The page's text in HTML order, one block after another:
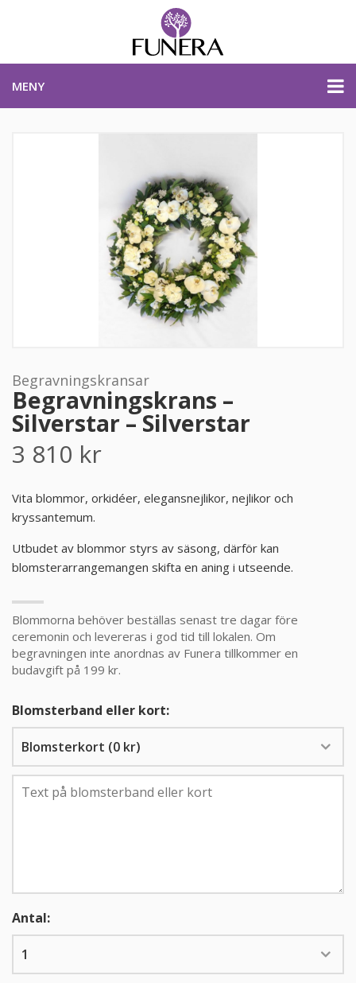
MENY
PLANERA BEGRAVNING
KONTAKTA OSS
PRODUKTER & PRISER
OM BEGRAVNINGAR
GÄST
OM FUNERA
KONTAKTA OSS
LIVESTREAMING
KUNDTJÄNST
010-10 10 350
Begravningskransar
Begravningskrans –
Silverstar – Silverstar
3 810 kr
Vita blommor, orkidéer, elegansnejlikor, nejlikor och
kryssantemum.
Utbudet av blommor styrs av säsong, därför kan
blomsterarrangemangen skifta en aning i utseende.
Blommorna behöver beställas senast tre dagar före
ceremonin och levereras i god tid till lokalen. Om
begravningen inte anordnas av Funera tillkommer en
budavgift på 199 kr.
Blomsterband eller kort:
Antal: